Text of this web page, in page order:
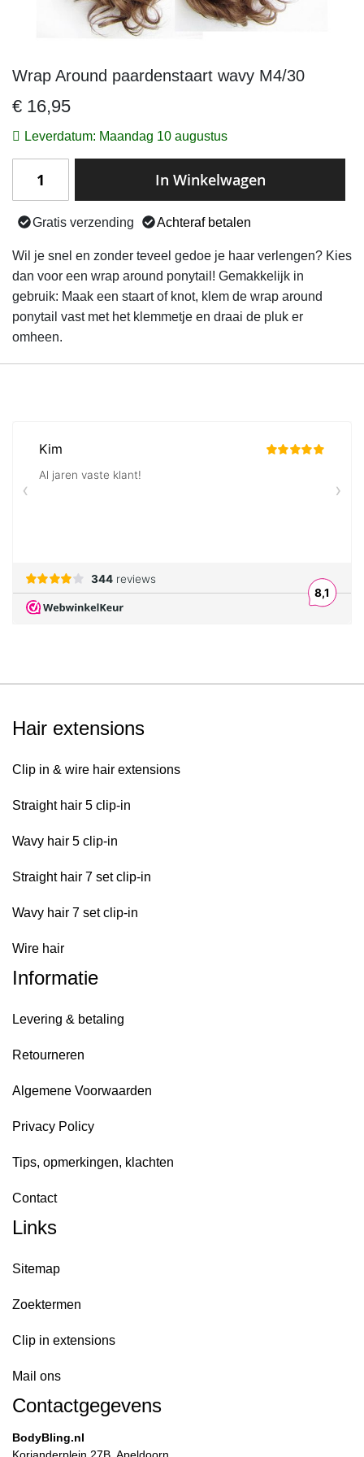
Ga
het
begin
Wrap Around paardenstaart wavy M4/30
€ 16,95
Leverdatum: Maandag 10 augustus
In Winkelwagen
Gratis verzending Achteraf betalen
Wil je snel en zonder teveel gedoe je haar verlengen? Kies
dan voor een wrap around ponytail! Gemakkelijk in
gebruik: Maak een staart of knot, klem de wrap around
ponytail vast met het klemmetje en draai de pluk er
omheen.
Hair extensions
Clip in & wire hair extensions
Straight hair 5 clip-in
Wavy hair 5 clip-in
Straight hair 7 set clip-in
Wavy hair 7 set clip-in
Wire hair
Informatie
Levering & betaling
Retourneren
Algemene Voorwaarden
Privacy Policy
Tips, opmerkingen, klachten
Contact
Links
Sitemap
Zoektermen
Clip in extensions
Mail ons
Contactgegevens
BodyBling.nl